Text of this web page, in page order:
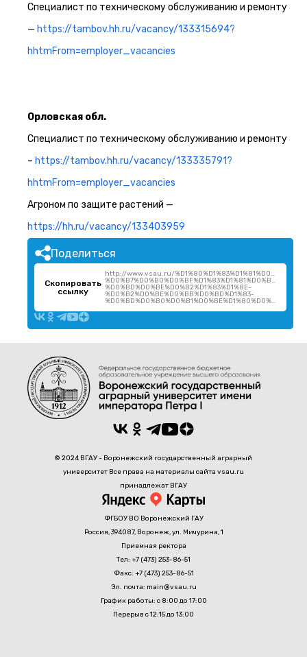
Специалист по техническому обслуживанию и ремонту
— https://tambov.hh.ru/vacancy/133315694?
hhtmFrom=employer_vacancies
Орловская обл.
Специалист по техническому обслуживанию и ремонту
– https://tambov.hh.ru/vacancy/133335791?
hhtmFrom=employer_vacancies
Агроном по защите растений —
https://hh.ru/vacancy/133403959
Поделиться
Скопировать
ссылку
http://www.vsau.ru/
%D0%BD%D0%BE%D0%B2%D1%83%D1%8E-
%D0%B2%D0%BE%D0%BB%D0%BD%D1%83-
%D0%BD%D0%B0%D0%B1%D0%BE%D1%80%D0%B0/
© 2024 ВГАУ - Воронежский государственный аграрный
университет Все права на материалы сайта vsau.ru
принадлежат ВГАУ
ФГБОУ ВО Воронежский ГАУ
Россия, 394087, Воронеж, ул. Мичурина, 1
Приемная ректора
Тел: +7 (473) 253-86-51
Факс: +7 (473) 253-86-51
Эл. почта: main@vsau.ru
График работы: с 8:00 до 17:00
Перерыв с 12:15 до 13:00